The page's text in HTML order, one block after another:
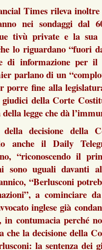
Times rileva
nei sondaggi dal
tivù private e la sua
lo riguardano “fuori
di informazione per
parlano di un
porre fine alla
della Corte
legge che dà
della decisione della
anche il Daily
“riconoscendo il
sono uguali davanti
“Berlusconi
a cominciare
inglese già
contumacia perché
che la decisione della
la sentenza dei